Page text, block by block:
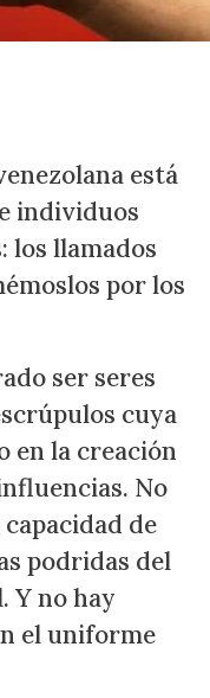
está
individuos
los llamados
por los
ser seres
cuya
en la creación
No
de
podridas del
Y no hay
el uniforme